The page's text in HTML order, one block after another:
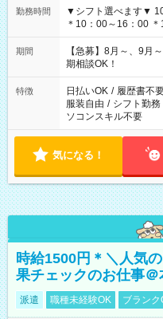
勤務時間
▼シフト選べます▼
＊10：00～16：00
11：00～19：00 ＊
期間
【急募】8月～、9
期相談OK！
特徴 日払いOK / 履歴書不
服装自由 / シフト勤務
ソコンスキル不要
気になる！
時給1500円＊＼人気
果チェックのお仕事＠
派遣 職種未経験OK ブランク